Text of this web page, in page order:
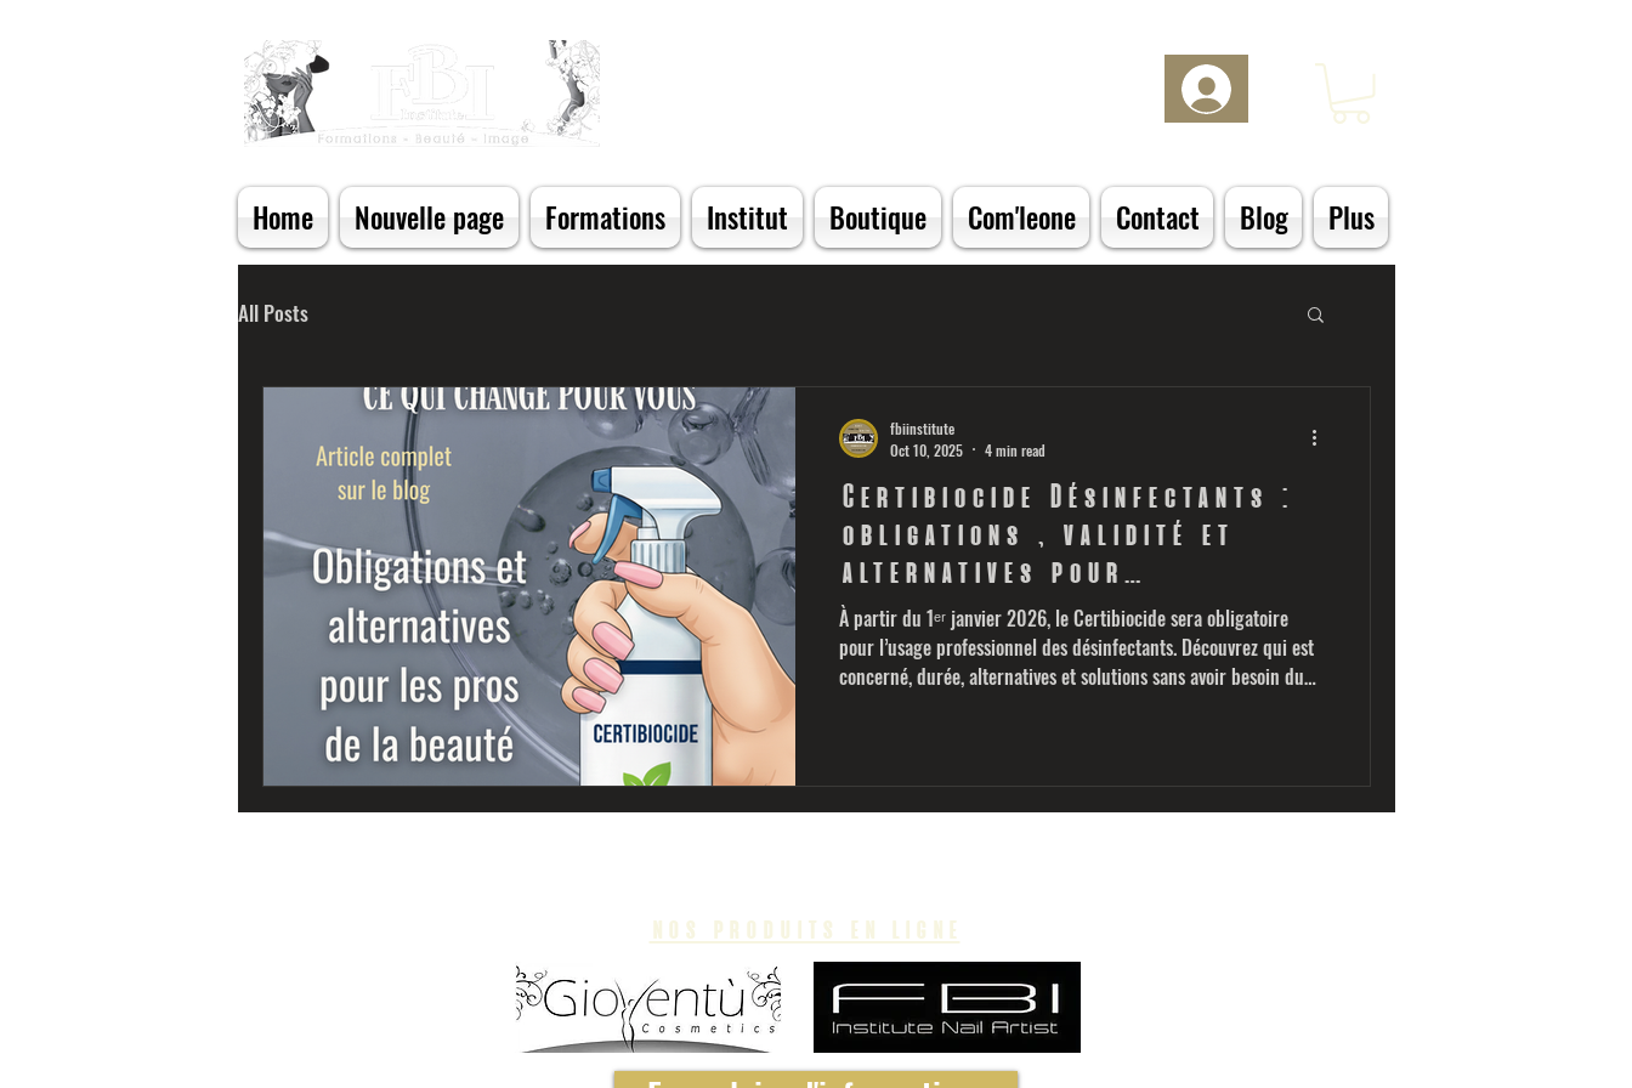
Home Nouvelle page Formations Institut Boutique Com'leone Contact Blog Plus
All Posts
Certibiocide Désinfectants :
obligations , validité et
alternatives pour
professionnels en France
À partir du 1ᵉʳ janvier 2026, le Certibiocide sera obligatoire
pour l’usage professionnel des désinfectants. Découvrez qui est
concerné, durée, alternatives et solutions sans avoir besoin du
fbiinstitute
Oct 10, 2025
4 min read
nos produits en ligne